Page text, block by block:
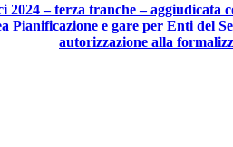
2024 – terza tranche –
Pianificazione e gare per Enti del
autorizzazione alla